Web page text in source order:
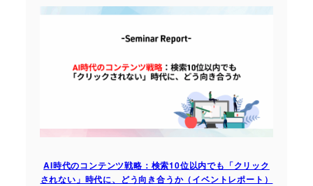
AI時代のコンテンツ戦略：検索10位以内でも「クリック
されない」時代に、どう向き合うか（イベントレポート）